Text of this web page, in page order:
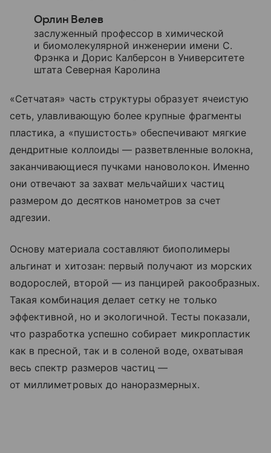
Орлин Велев
заслуженный профессор в химической
и биомолекулярной инженерии имени С.
Фрэнка и Дорис Калберсон в Университете
штата Северная Каролина
«Сетчатая» часть структуры образует ячеистую
сеть, улавливающую более крупные фрагменты
пластика, а «пушистость» обеспечивают мягкие
дендритные коллоиды — разветвленные волокна,
заканчивающиеся пучками нановолокон. Именно
они отвечают за захват мельчайших частиц
размером до десятков нанометров за счет
адгезии.
Основу материала составляют биополимеры
альгинат и хитозан: первый получают из морских
водорослей, второй — из панцирей ракообразных.
Такая комбинация делает сетку не только
эффективной, но и экологичной. Тесты показали,
что разработка успешно собирает микропластик
как в пресной, так и в соленой воде, охватывая
весь спектр размеров частиц —
от миллиметровых до наноразмерных.